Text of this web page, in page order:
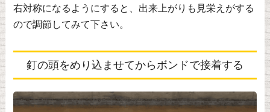
右対称になるようにすると、出来上がりも見栄えがする
ので調節してみて下さい。
釘の頭をめり込ませてからボンドで接着する